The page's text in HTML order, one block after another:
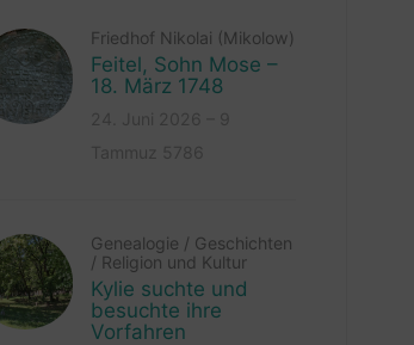
Friedhof Nikolai (Mikolow)
Feitel, Sohn Mose –
18. März 1748
Genealogie / Geschichten
/ Religion und Kultur
Kylie suchte und
besuchte ihre
Vorfahren